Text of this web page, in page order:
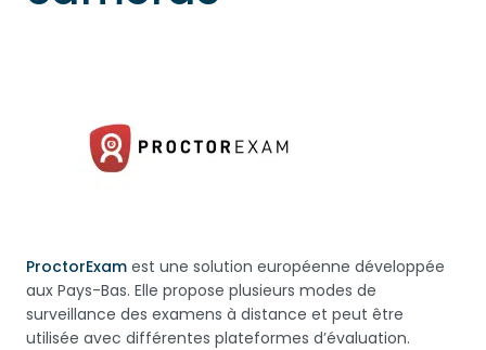
ProctorExam est une solution européenne développée
aux Pays-Bas. Elle propose plusieurs modes de
surveillance des examens à distance et peut être
utilisée avec différentes plateformes d’évaluation.